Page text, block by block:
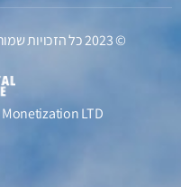
© 2023 כל הזכויות שמורות לבר-אל 27 תעשיות בע"מ
Monetization LTD